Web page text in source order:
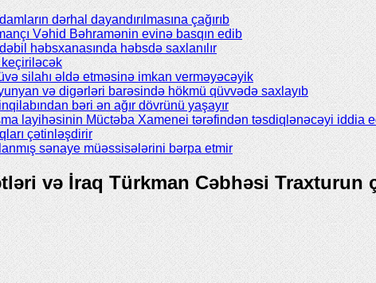
dərhal dayandırılmasına çağırıb
Vəhid Bəhramənin evinə basqın edib
həbsxanasında həbsdə saxlanılır
keçiriləcək
silahı əldə etməsinə imkan verməyəcəyik
və digərləri barəsində hökmü qüvvədə saxlayıb
bəri ən ağır dövrünü yaşayır
layihəsinin Müctəba Xamenei tərəfindən təsdiqlənəcəyi iddia
çətinləşdirir
sənaye müəssisələrini bərpa etmir
və İraq Türkman Cəbhəsi